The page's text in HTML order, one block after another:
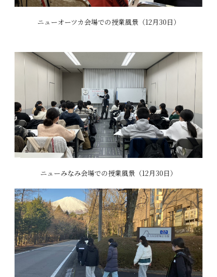
ニューオーツカ会場での授業風景（12月30日）
ニューみなみ会場での授業風景（12月30日）